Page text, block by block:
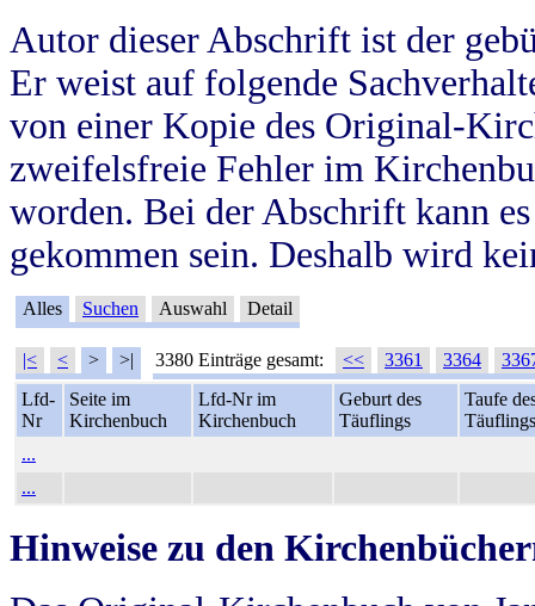
Autor dieser Abschrift ist der
Er weist auf folgende
von einer Kopie des Original-
zweifelsfreie Fehler im
worden. Bei der Abschrift kann
gekommen sein. Deshalb wird
Alles Suchen Auswahl Detail
|< < > >| 3380 Einträge gesamt: << 3361 3364
Lfd-
Nr
Seite im
Kirchenbuch
Lfd-Nr im
Kirchenbuch
Geburt des
Täuflings
Taufe
Täuflings
...
...
Hinweise zu den